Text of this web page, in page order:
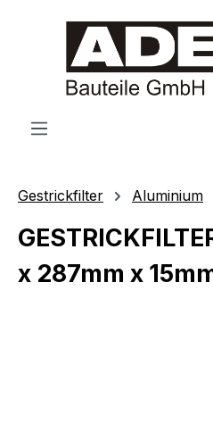
springen
Gestrickfilter Aluminium
x 287mm x